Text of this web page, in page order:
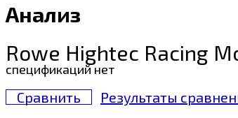
Анализ
Rowe Hightec Racing
спецификаций нет
Сравнить Результаты